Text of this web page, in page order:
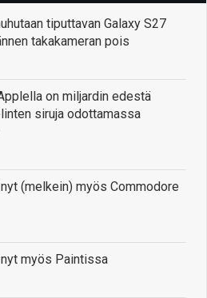
tiputtavan Galaxy S27
takakameran pois
on miljardin edestä
siruja odottamassa
(melkein) myös Commodore
myös Paintissa